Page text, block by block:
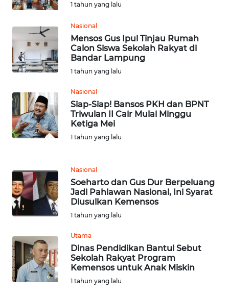
1 tahun yang lalu
Nasional
Mensos Gus Ipul Tinjau Rumah
Calon Siswa Sekolah Rakyat di
Bandar Lampung
1 tahun yang lalu
Nasional
Siap-Siap! Bansos PKH dan BPNT
Triwulan II Cair Mulai Minggu
Ketiga Mei
1 tahun yang lalu
Nasional
Soeharto dan Gus Dur Berpeluang
Jadi Pahlawan Nasional, Ini Syarat
Diusulkan Kemensos
1 tahun yang lalu
Utama
Dinas Pendidikan Bantul Sebut
Sekolah Rakyat Program
Kemensos untuk Anak Miskin
1 tahun yang lalu
LABUHANBATU
WN
TAPANULI
WN DELI
SERDANG
WN
PAKPAK
KARAWANG
WN
BEKASI